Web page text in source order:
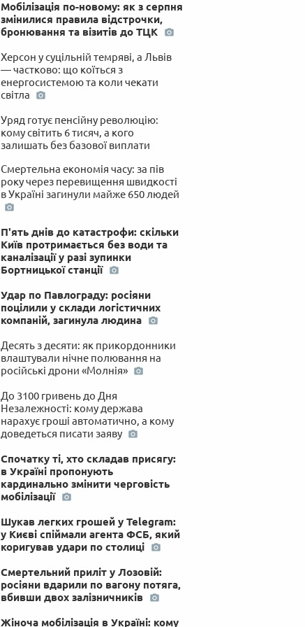
Мобілізація по-новому: як з серпня
змінилися правила відстрочки,
бронювання та візитів до ТЦК
Херсон у суцільній темряві, а Львів
— частково: що коїться з
енергосистемою та коли чекати
світла
Уряд готує пенсійну революцію:
кому світить 6 тисяч, а кого
залишать без базової виплати
Смертельна економія часу: за пів
року через перевищення швидкості
в Україні загинули майже 650 людей
П'ять днів до катастрофи: скільки
Київ протримається без води та
каналізації у разі зупинки
Бортницької станції
Удар по Павлограду: росіяни
поцілили у склади логістичних
компаній, загинула людина
Десять з десяти: як прикордонники
влаштували нічне полювання на
російські дрони «Молнія»
До 3100 гривень до Дня
Незалежності: кому держава
нарахує гроші автоматично, а кому
доведеться писати заяву
Спочатку ті, хто складав присягу:
в Україні пропонують
кардинально змінити черговість
мобілізації
Шукав легких грошей у Telegram:
у Києві спіймали агента ФСБ, який
коригував удари по столиці
Смертельний приліт у Лозовій:
росіяни вдарили по вагону потяга,
вбивши двох залізничників
Жіноча мобілізація в Україні: кому